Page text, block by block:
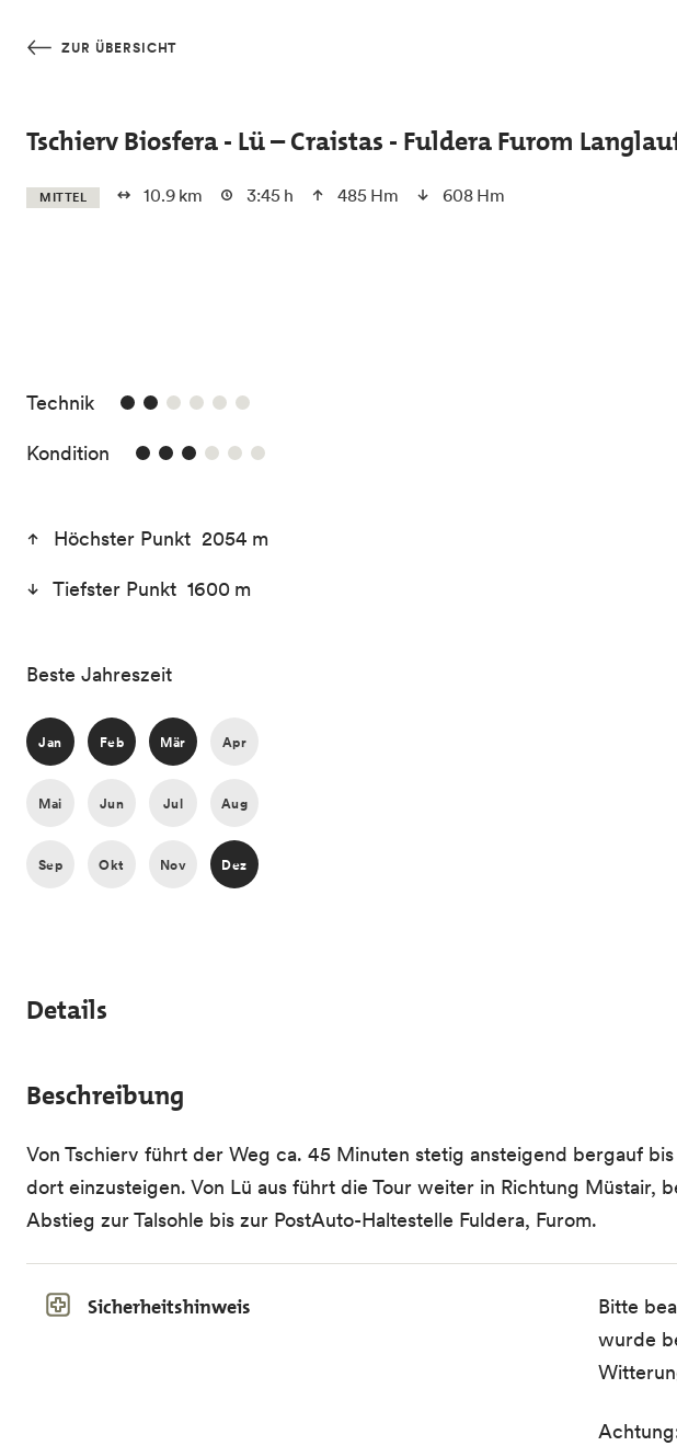
ZUR ÜBERSICHT
Tschierv Biosfera - Lü – Craistas - Fuldera Furom
MITTEL 10.9 km 3:45 h 485 Hm 608 Hm
Technik2/6
Kondition 3/6
Höchster Punkt 2054 m
Tiefster Punkt 1600 m
Beste Jahreszeit
Jan Feb Mär Apr
Mai Jun Jul Aug
Sep Okt Nov Dez
Details
Beschreibung
Von Tschierv führt der Weg ca. 45 Minuten stetig ansteigend bergauf
dort einzusteigen. Von Lü aus führt die Tour weiter in Richtung Müstair,
Abstieg zur Talsohle bis zur PostAuto-Haltestelle Fuldera, Furom.
Sicherheitshinweis
Bitte
wurde